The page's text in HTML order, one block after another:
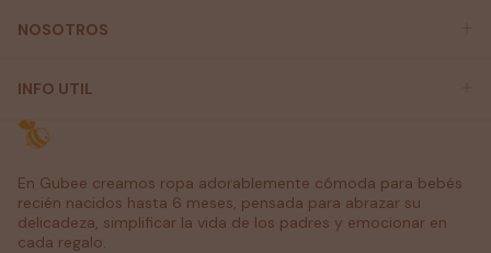
NOSOTROS
INFO UTIL
En Gubee creamos ropa adorablemente cómoda para bebés
recién nacidos hasta 6 meses, pensada para abrazar su
delicadeza, simplificar la vida de los padres y emocionar en
cada regalo.